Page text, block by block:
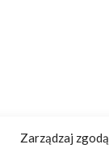
Zarządzaj zgodą